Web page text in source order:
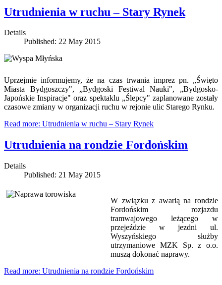
Utrudnienia w ruchu – Stary Rynek
Details
Published: 22 May 2015
Uprzejmie informujemy, że na czas trwania imprez pn. „Święto
Miasta Bydgoszczy", „Bydgoski Festiwal Nauki", „Bydgosko-
Japońskie Inspiracje" oraz spektaklu „Ślepcy" zaplanowane zostały
czasowe zmiany w organizacji ruchu w rejonie ulic Starego Rynku.
Read more: Utrudnienia w ruchu – Stary Rynek
Utrudnienia na rondzie Fordońskim
Details
Published: 21 May 2015
W związku z awarią na rondzie
Fordońskim rozjazdu
tramwajowego leżącego w
przejeździe w jezdni ul.
Wyszyńskiego służby
utrzymaniowe MZK Sp. z o.o.
muszą dokonać naprawy.
Read more: Utrudnienia na rondzie Fordońskim